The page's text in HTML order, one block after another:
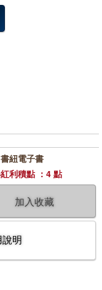
加入收藏
紐電子書
利積點 ：4 點
明